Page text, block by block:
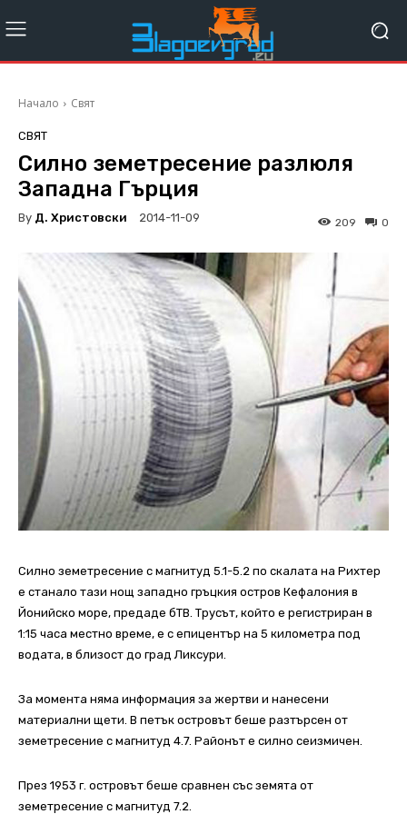
Начало Свят
СВЯТ
Силно земетресение разлюля
Западна Гърция
By Д. Христовски 2014-11-09 0
209
Силно земетресение с магнитуд 5.1-5.2 по скалата на Рихтер
е станало тази нощ западно гръцкия остров Кефалония в
Йонийско море, предаде бТВ. Трусът, който е регистриран в
1:15 часа местно време, е с епицентър на 5 километра под
водата, в близост до град Ликсури.
За момента няма информация за жертви и нанесени
материални щети. В петък островът беше разтърсен от
земетресение с магнитуд 4.7. Районът е силно сеизмичен.
През 1953 г. островът беше сравнен със земята от
земетресение с магнитуд 7.2.